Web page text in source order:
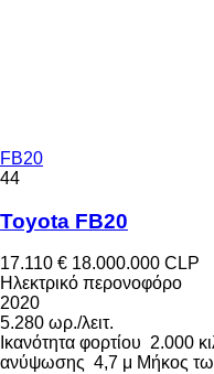
FB20
44
Toyota FB20
17.110 € 18.000.000 CLP
Ηλεκτρικό περονοφόρο
2020
5.280 ωρ./λειτ.
Ικανότητα φορτίου 2.000
ανύψωσης 4,7 μ Μήκος